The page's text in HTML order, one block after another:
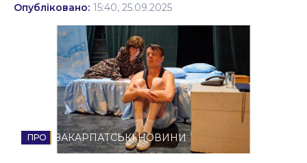
Події
Політика
Соціум
Спорт
Стиль життя
Опубліковано: 15:40, 25.09.2025
ЗАКАРПАТСЬКІ НОВИНИ